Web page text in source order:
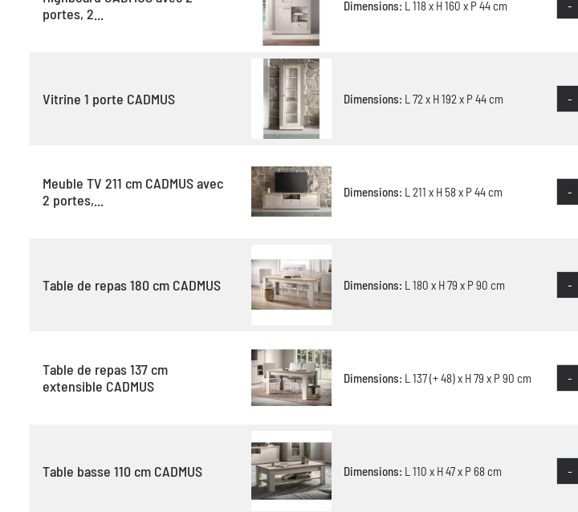
portes, 2...
Dimensions: L 118 x H 160 x P 44 cm -
Vitrine 1 porte CADMUS Dimensions: L 72 x H 192 x P 44 cm -
Meuble TV 211 cm CADMUS avec
2 portes,...
Dimensions: L 211 x H 58 x P 44 cm -
Table de repas 180 cm CADMUS Dimensions: L 180 x H 79 x P 90 cm -
Table de repas 137 cm
extensible CADMUS
Dimensions: L 137 (+ 48) x H 79 x P 90 cm -
Table basse 110 cm CADMUS Dimensions: L 110 x H 47 x P 68 cm -